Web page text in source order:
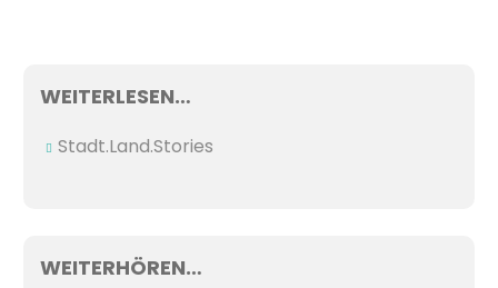
WEITERLESEN…
Stadt.Land.Stories
WEITERHÖREN…